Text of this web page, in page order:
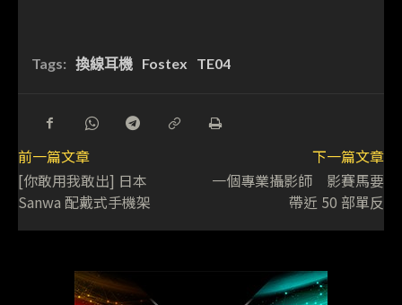
Tags: 換線耳機 Fostex TE04
前一篇文章
[你敢用我敢出] 日本
Sanwa 配戴式手機架
下一篇文章
一個專業攝影師 影賽馬要
帶近 50 部單反